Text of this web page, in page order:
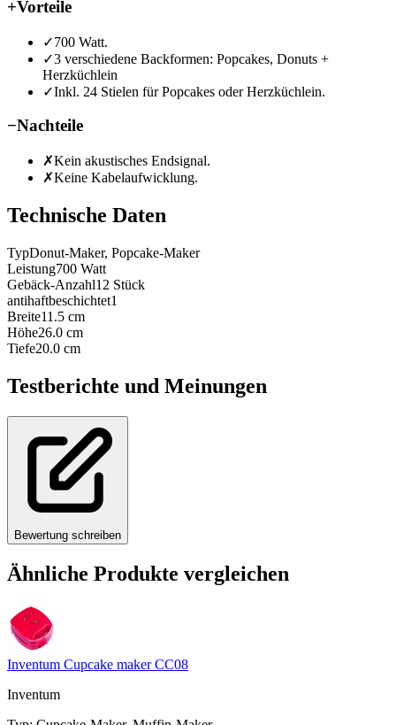
+Vorteile
✓700 Watt.
✓3 verschiedene Backformen: Popcakes, Donuts +
Herzküchlein
✓Inkl. 24 Stielen für Popcakes oder Herzküchlein.
−Nachteile
✗Kein akustisches Endsignal.
✗Keine Kabelaufwicklung.
Technische Daten
TypDonut-Maker, Popcake-Maker
Leistung700 Watt
Gebäck-Anzahl12 Stück
antihaftbeschichtet1
Breite11.5 cm
Höhe26.0 cm
Tiefe20.0 cm
Testberichte und Meinungen
Bewertung schreiben
Ähnliche Produkte vergleichen
Inventum Cupcake maker CC08
Inventum